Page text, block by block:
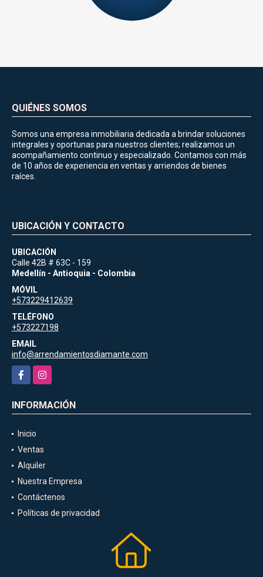
QUIÉNES SOMOS
Somos una empresa inmobiliaria dedicada a brindar soluciones
integrales y oportunas para nuestros clientes; realizamos un
acompañamiento continuo y especializado. Contamos con más
de 10 años de experiencia en ventas y arriendos de bienes
raíces.
UBICACIÓN Y CONTACTO
UBICACIÓN
Calle 42B # 63C - 159
Medellín - Antioquia - Colombia
MÓVIL
+573229412639
TELÉFONO
+573227198
EMAIL
info@arrendamientosdiamante.com
FacebookInstagram
INFORMACIÓN
Inicio
Ventas
Alquiler
Nuestra Empresa
Contáctenos
Políticas de privacidad